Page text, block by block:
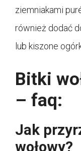
ziemniakami
również dodać
lub kiszone
Bitki
– faq:
Jak
wołowy?